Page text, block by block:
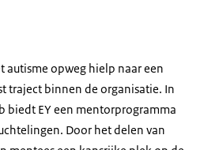
autisme opweg hielp naar een
traject binnen de organisatie. In
biedt EY een mentorprogramma
Door het delen van